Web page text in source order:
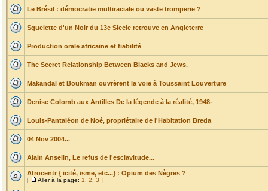
Le Brésil : démocratie multiraciale ou vaste tromperie ?
Squelette d'un Noir du 13e Siecle retrouve en Angleterre
Production orale africaine et fiabilité
The Secret Relationship Between Blacks and Jews.
Makandal et Boukman ouvrèrent la voie à Toussaint Louverture
Denise Colomb aux Antilles De la légende à la réalité, 1948-
Louis-Pantaléon de Noé, propriétaire de l'Habitation Breda
04 Nov 2004...
Alain Anselin, Le refus de l'esclavitude...
Afrocentr { icité, isme, etc...} : Opium des Nègres ?
[ Aller à la page: 1 2 3 ]